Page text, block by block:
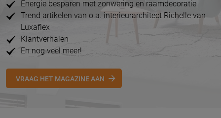
Energie besparen met zonwering en raamdecoratie
Trend artikelen van o.a. interieurarchitect Richelle van
Luxaflex
Klantverhalen
En nog veel meer!
VRAAG HET MAGAZINE AAN